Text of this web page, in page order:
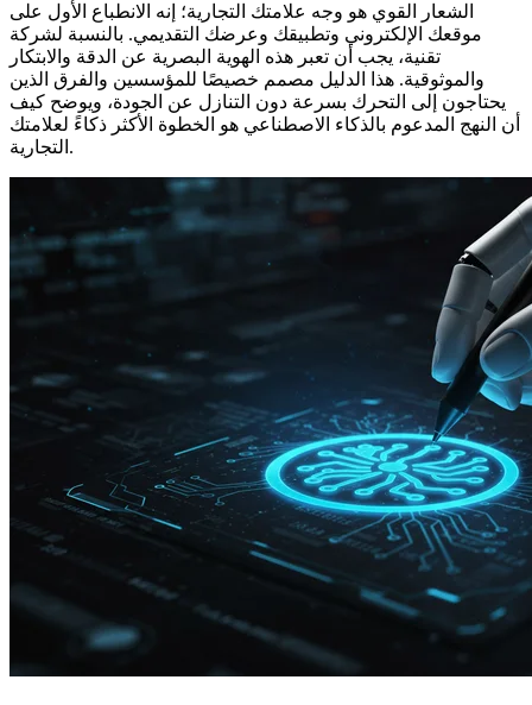
الشعار القوي هو وجه علامتك التجارية؛ إنه الانطباع الأول على
موقعك الإلكتروني وتطبيقك وعرضك التقديمي. بالنسبة لشركة
تقنية، يجب أن تعبر هذه الهوية البصرية عن الدقة والابتكار
والموثوقية. هذا الدليل مصمم خصيصًا للمؤسسين والفرق الذين
يحتاجون إلى التحرك بسرعة دون التنازل عن الجودة، ويوضح كيف
أن النهج المدعوم بالذكاء الاصطناعي هو الخطوة الأكثر ذكاءً لعلامتك
التجارية.